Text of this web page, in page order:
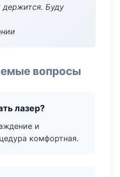
держится. Буду
вопросы
лазер?
и
комфортная.